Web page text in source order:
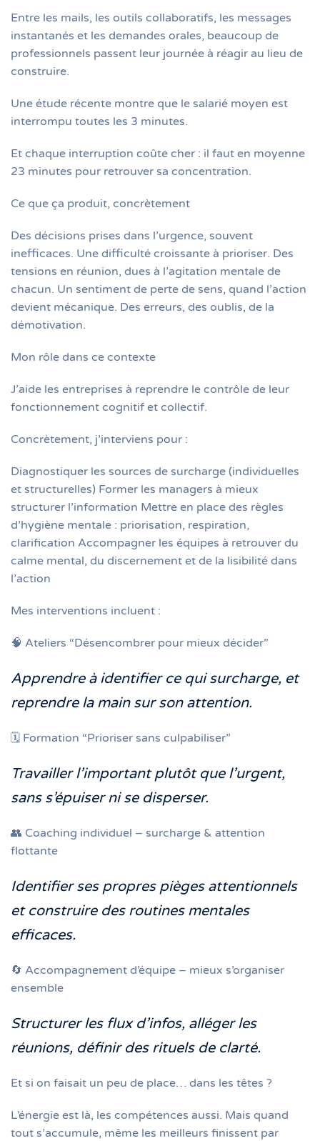
Entre les mails, les outils collaboratifs, les messages
instantanés et les demandes orales, beaucoup de
professionnels passent leur journée à réagir au lieu de
construire.
Une étude récente montre que le salarié moyen est
interrompu toutes les 3 minutes.
Et chaque interruption coûte cher : il faut en moyenne
23 minutes pour retrouver sa concentration.
Ce que ça produit, concrètement
Des décisions prises dans l’urgence, souvent
inefficaces. Une difficulté croissante à prioriser. Des
tensions en réunion, dues à l’agitation mentale de
chacun. Un sentiment de perte de sens, quand l’action
devient mécanique. Des erreurs, des oublis, de la
démotivation.
Mon rôle dans ce contexte
J’aide les entreprises à reprendre le contrôle de leur
fonctionnement cognitif et collectif.
Concrètement, j’interviens pour :
Diagnostiquer les sources de surcharge (individuelles
et structurelles) Former les managers à mieux
structurer l’information Mettre en place des règles
d’hygiène mentale : priorisation, respiration,
clarification Accompagner les équipes à retrouver du
calme mental, du discernement et de la lisibilité dans
l’action
Mes interventions incluent :
🧠 Ateliers “Désencombrer pour mieux décider”
Apprendre à identifier ce qui surcharge, et
reprendre la main sur son attention.
🗓️ Formation “Prioriser sans culpabiliser”
Travailler l’important plutôt que l’urgent,
sans s’épuiser ni se disperser.
👥 Coaching individuel – surcharge & attention
flottante
Identifier ses propres pièges attentionnels
et construire des routines mentales
efficaces.
🔄 Accompagnement d’équipe – mieux s’organiser
ensemble
Structurer les flux d’infos, alléger les
réunions, définir des rituels de clarté.
Et si on faisait un peu de place… dans les têtes ?
L’énergie est là, les compétences aussi. Mais quand
tout s’accumule, même les meilleurs finissent par